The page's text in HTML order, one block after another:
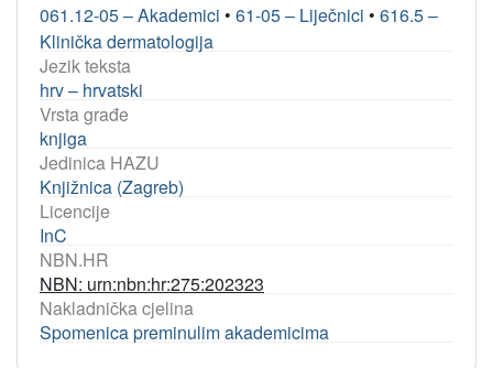
061.12-05 – Akademici • 61-05 – Liječnici • 616.5 –
Klinička dermatologija
Jezik teksta
hrv – hrvatski
Vrsta građe
knjiga
Jedinica HAZU
Knjižnica (Zagreb)
Licencije
InC
NBN.HR
NBN: urn:nbn:hr:275:202323
Nakladnička cjelina
Spomenica preminulim akademicima